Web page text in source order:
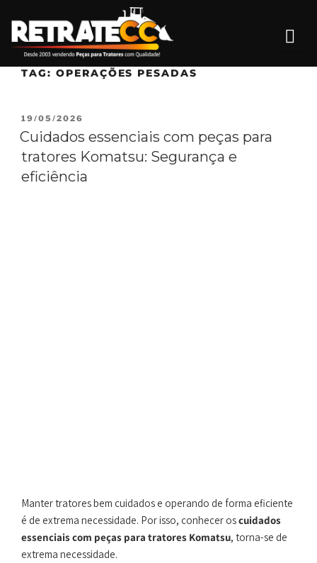
TAG: OPERAÇÕES PESADAS
19/05/2026
Cuidados essenciais com peças para
tratores Komatsu: Segurança e
eficiência
Manter tratores bem cuidados e operando de forma eficiente
é de extrema necessidade. Por isso, conhecer oscuidados
essenciais com peças para tratores Komatsu, torna-se de
extrema necessidade.